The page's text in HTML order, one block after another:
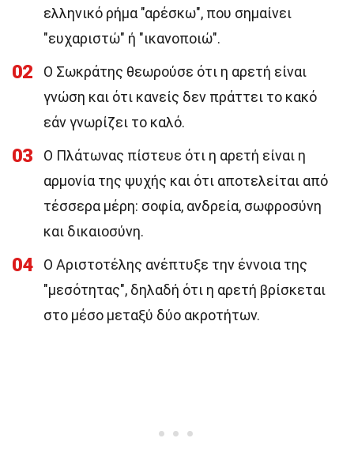
ελληνικό ρήμα "αρέσκω", που σημαίνει
"ευχαριστώ" ή "ικανοποιώ".
02
Ο Σωκράτης θεωρούσε ότι η αρετή είναι
γνώση και ότι κανείς δεν πράττει το κακό
εάν γνωρίζει το καλό.
03
Ο Πλάτωνας πίστευε ότι η αρετή είναι η
αρμονία της ψυχής και ότι αποτελείται από
τέσσερα μέρη: σοφία, ανδρεία, σωφροσύνη
και δικαιοσύνη.
04
Ο Αριστοτέλης ανέπτυξε την έννοια της
"μεσότητας", δηλαδή ότι η αρετή βρίσκεται
στο μέσο μεταξύ δύο ακροτήτων.